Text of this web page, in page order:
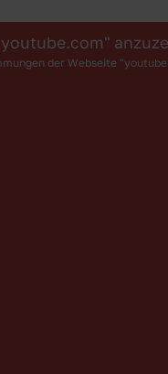
der Webseite